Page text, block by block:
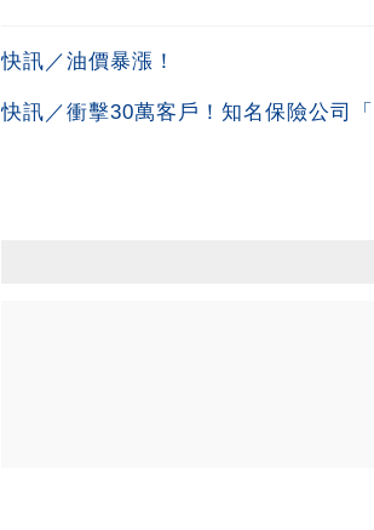
快訊／油價暴漲！
快訊／衝擊30萬客戶！知名保險公司「